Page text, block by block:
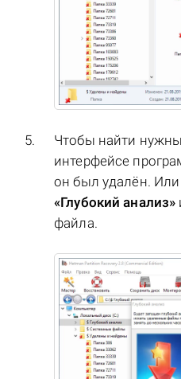
Чтобы найти
интерфейсе
он был удалён.
«Глубокий анализ»
файла.